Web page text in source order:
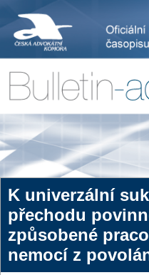
K univerzální
přechodu
způsobené
nemocí z